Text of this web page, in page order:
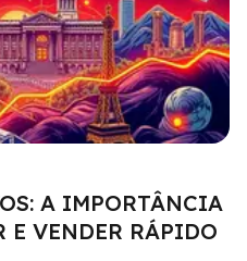
A IMPORTÂNCIA
E VENDER RÁPIDO